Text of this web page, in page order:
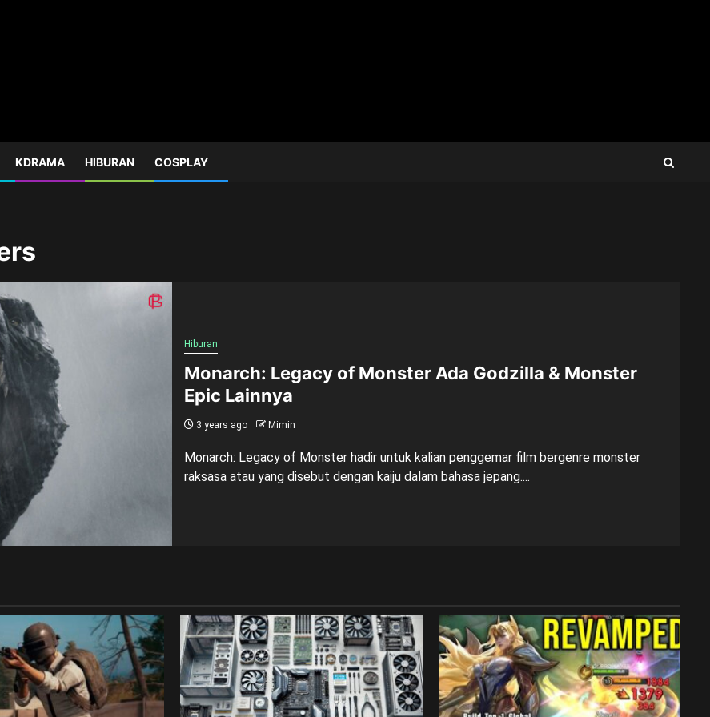
KDRAMA HIBURAN COSPLAY
Hiburan
Monarch: Legacy of Monster Ada Godzilla & Monster
Epic Lainnya
3 years ago Mimin
Monarch: Legacy of Monster hadir untuk kalian penggemar film bergenre monster
raksasa atau yang disebut dengan kaiju dalam bahasa jepang....